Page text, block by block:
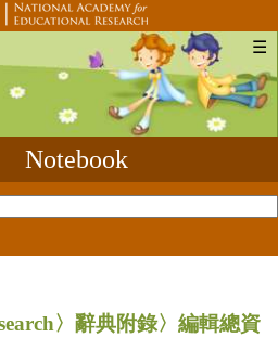
☰
Notebook
〉辭典附錄〉編輯總資